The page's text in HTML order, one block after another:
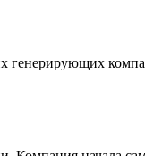
генерирующих